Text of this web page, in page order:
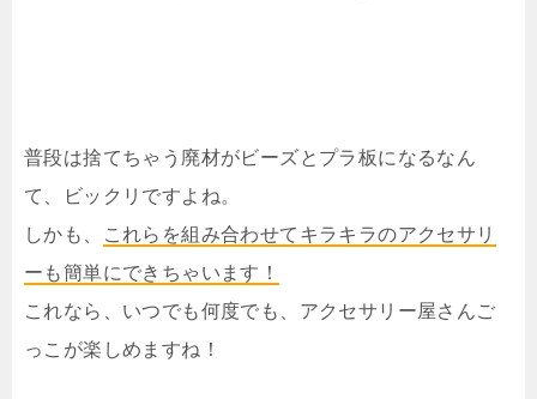
普段は捨てちゃう廃材がビーズとプラ板になるなん
て、ビックリですよね。
しかも、
これらを組み合わせてキラキラのアクセサリ
ーも簡単にできちゃいます！
これなら、いつでも何度でも、アクセサリー屋さんご
っこが楽しめますね！